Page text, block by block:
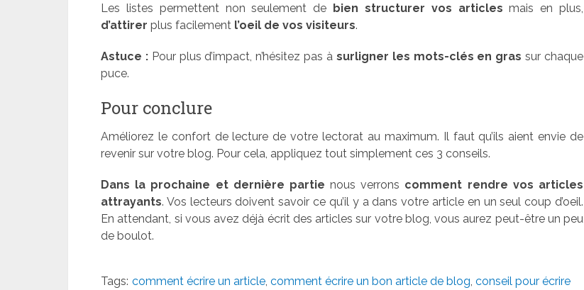
Les listes permettent non seulement de bien structurer vos articles mais en plus,
d’attirer plus facilement l’oeil de vos visiteurs.
Astuce :Pour plus d’impact, n’hésitez pas à surligner les mots-clés en gras sur chaque
puce.
Pour conclure
Améliorez le confort de lecture de votre lectorat au maximum. Il faut qu’ils aient envie de
revenir sur votre blog. Pour cela, appliquez tout simplement ces 3 conseils.
Dans la prochaine et dernière partie nous verrons comment rendre vos articles
attrayants. Vos lecteurs doivent savoir ce qu’il y a dans votre article en un seul coup d’oeil.
En attendant, si vous avez déjà écrit des articles sur votre blog, vous aurez peut-être un peu
de boulot.
Tags: comment écrire un article comment écrire un bon article de blog conseil pour écrire